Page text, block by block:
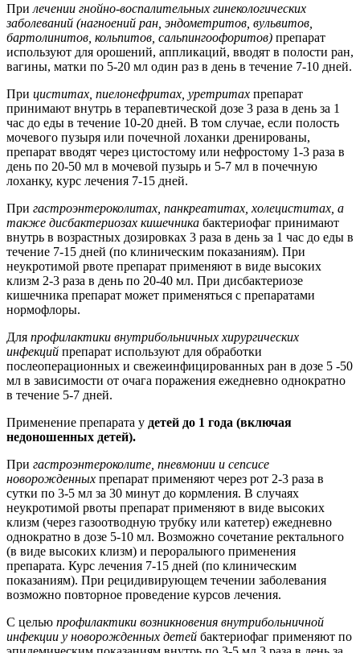
При лечении гнойно-воспалительных гинекологических
заболеваний (нагноений ран, эндометритов, вульвитов,
бартолинитов, кольпитов, сальпингоофоритов) препарат
используют для орошений, аппликаций, вводят в полости ран,
вагины, матки по 5-20 мл один раз в день в течение 7-10 дней.
При циститах, пиелонефритах, уретритах препарат
принимают внутрь в терапевтической дозе 3 раза в день за 1
час до еды в течение 10-20 дней. В том случае, если полость
мочевого пузыря или почечной лоханки дренированы,
препарат вводят через цистостому или нефростому 1-3 раза в
день по 20-50 мл в мочевой пузырь и 5-7 мл в почечную
лоханку, курс лечения 7-15 дней.
При гастроэнтероколитах, панкреатитах, холециститах, а
также дисбактериозах кишечника бактериофаг принимают
внутрь в возрастных дозировках 3 раза в день за 1 час до еды в
течение 7-15 дней (по клиническим показаниям). При
неукротимой рвоте препарат применяют в виде высоких
клизм 2-3 раза в день по 20-40 мл. При дисбактериозе
кишечника препарат может применяться с препаратами
нормофлоры.
Для профилактики внутрибольничных хирургических
инфекций препарат используют для обработки
послеоперационных и свежеинфицированных ран в дозе 5 -50
мл в зависимости от очага поражения ежедневно однократно
в течение 5-7 дней.
Применение препарата у детей до 1 года (включая
недоношенных детей).
При гастроэнтероколите, пневмонии и сепсисе
новорожденных препарат применяют через рот 2-3 раза в
сутки по 3-5 мл за 30 минут до кормления. В случаях
неукротимой рвоты препарат применяют в виде высоких
клизм (через газоотводную трубку или катетер) ежедневно
однократно в дозе 5-10 мл. Возможно сочетание ректального
(в виде высоких клизм) и пероралыюго применения
препарата. Курс лечения 7-15 дней (по клиническим
показаниям). При рецидивирующем течении заболевания
возможно повторное проведение курсов лечения.
С целью профилактики возникновения внутрибольничной
инфекции у новорожденных детей бактериофаг применяют по